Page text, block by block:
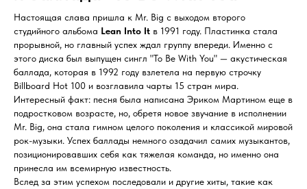
Настоящая слава пришла к Mr. Big с выходом второго
студийного альбома Lean Into It в 1991 году. Пластинка стала
прорывной, но главный успех ждал группу впереди. Именно с
этого диска был выпущен сингл "To Be With You" — акустическая
баллада, которая в 1992 году взлетела на первую строчку
Billboard Hot 100 и возглавила чарты 15 стран мира.
Интересный факт: песня была написана Эриком Мартином еще в
подростковом возрасте, но, обретя новое звучание в исполнении
Mr. Big, она стала гимном целого поколения и классикой мировой
рок-музыки. Успех баллады немного озадачил самих музыкантов,
позиционировавших себя как тяжелая команда, но именно она
принесла им всемирную известность.
Вслед за этим успехом последовали и другие хиты, такие как